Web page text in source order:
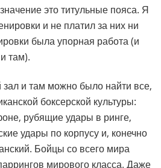
это титульные пояса. Я
и не платил за них ни
была упорная работа (и
там).
и там можно было найти все,
боксерской культуры:
рубящие удары в ринге,
удары по корпусу и, конечно
Бойцы со всего мира
мирового класса. Даже